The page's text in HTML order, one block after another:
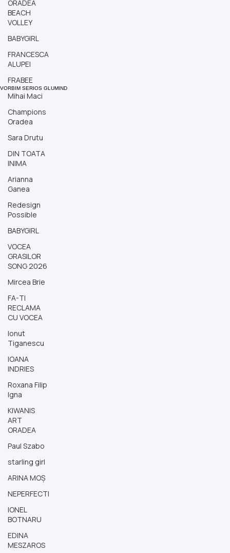
ORADEA
BEACH
VOLLEY
BABYGIRL
FRANCESCA
ALUPEI
FRABEE
Mihai Maci
Champions
Oradea
Sara Drutu
DIN TOATA
INIMA
Arianna
Ganea
Redesign
Possible
BABYGIRL
VOCEA
GRASILOR
SONG 2026
Mircea Brie
FA-TI
RECLAMA
CU VOCEA
Ionut
Tiganescu
IOANA
INDRIES
Roxana Filip
Igna
KIWANIS
ART
ORADEA
Paul Szabo
starling girl
ARINA MOȘ
NEPERFECTI
IONEL
BOTNARU
EDINA
MESZAROS
Puya. Tupac-ul Sălăjanului trăiește cea mai tare tinerețe posibilă.
Aia...
RĂZVAN CHEBELEU MUSIC. Muzica
Petrecerii Tale.
Dacă ai buget mediu și vrei muzică Premium, RĂZVAN CHEBELEU
MUSIC e alegerea naturală pentru tine. Uită-te aici cum lucrează.
Dă-ți seama...